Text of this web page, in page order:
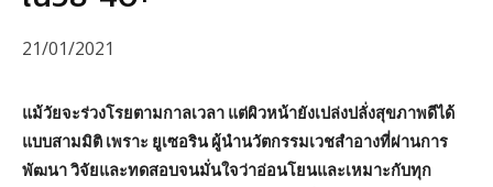
21/01/2021
แม้วัยจะร่วงโรยตามกาลเวลา แต่ผิวหน้ายังเปล่งปลั่งสุขภาพดีได้
แบบสามมิติ เพราะ ยูเซอริน ผู้นำนวัตกรรมเวชสำอางที่ผ่านการ
พัฒนา วิจัยและทดสอบจนมั่นใจว่าอ่อนโยนและเหมาะกับทุก